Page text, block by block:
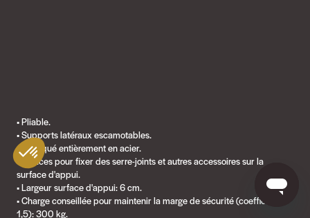
• Pliable.
• Supports latéraux escamotables.
• Fabriqué entièrement en acier.
• Orifices pour fixer des serre-joints et autres accessoires sur la
surface d'appui.
• Largeur surface d'appui: 6 cm.
• Charge conseillée pour maintenir la marge de sécurité (coefficient
1,5): 300 kg.